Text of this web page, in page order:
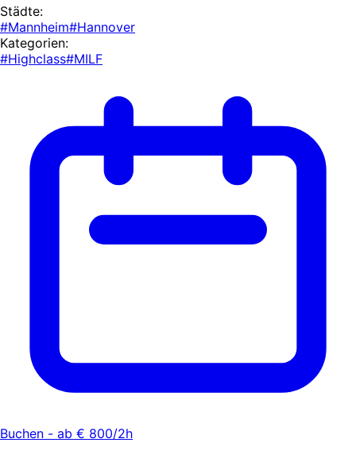
Städte:
#Mannheim#Hannover
Kategorien:
#Highclass#MILF
Buchen - ab € 800/2h